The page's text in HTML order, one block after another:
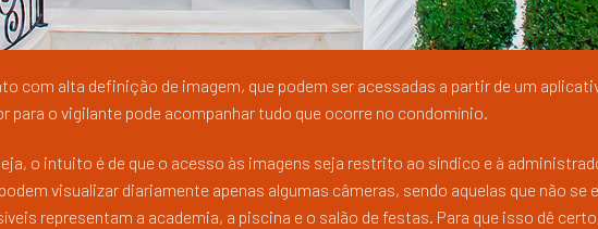
com alta definição de imagem, que podem ser acessadas a partir de um
o vigilante pode acompanhar tudo que ocorre no condomínio.
o intuito é de que o acesso às imagens seja restrito ao síndico e à
visualizar diariamente apenas algumas câmeras, sendo aquelas que não se
representam a academia, a piscina e o salão de festas. Para que isso dê